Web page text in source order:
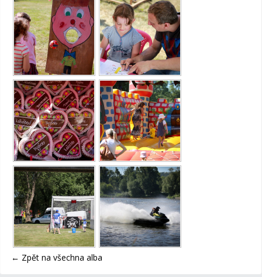
← Zpět na všechna alba